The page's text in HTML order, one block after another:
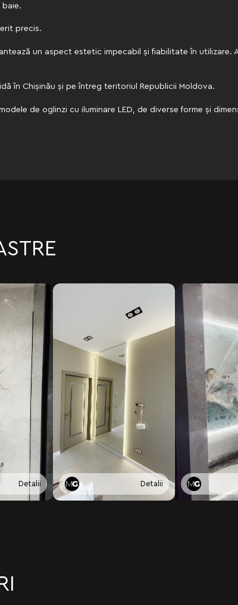
baie.
precis.
un aspect estetic impecabil și fiabilitate în utilizare.
în Chișinău și pe întreg teritoriul Republicii Moldova.
de oglinzi cu iluminare LED, de diverse forme și
Detalii Detalii